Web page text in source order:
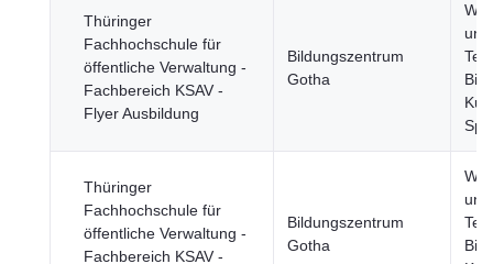
Thüringer
Fachhochschule für
öffentliche Verwaltung -
Fachbereich KSAV -
Flyer Ausbildung
Bildungszentrum
Gotha
und
Thüringer
Fachhochschule für
öffentliche Verwaltung -
Fachbereich KSAV -
Bildungszentrum
Gotha
und